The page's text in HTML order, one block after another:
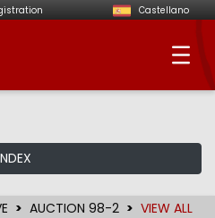
Castellano
-
AUCTION 98-2 VIEW ALL